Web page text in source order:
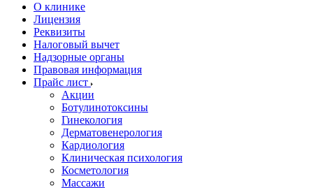
О клинике
Лицензия
Реквизиты
Налоговый вычет
Надзорные органы
Правовая информация
Прайс лист
Акции
Ботулинотоксины
Гинекология
Дерматовенерология
Кардиология
Клиническая психология
Косметология
Массажи